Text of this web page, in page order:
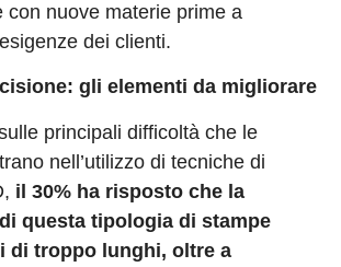
con nuove materie prime a
dei clienti.
gli elementi da migliorare
principali difficoltà che le
nell’utilizzo di tecniche di
il 30% ha risposto che la
questa tipologia di stampe
di troppo lunghi, oltre a